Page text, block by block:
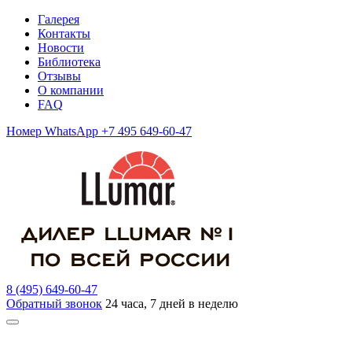
Галерея
Контакты
Новости
Библиотека
Отзывы
О компании
FAQ
Номер WhatsApp +7 495 649-60-47
8 (495) 649-60-47
Обратный звонок 24 часа, 7 дней в неделю